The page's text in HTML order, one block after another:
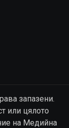
запазени.
или цялото
на Медийна